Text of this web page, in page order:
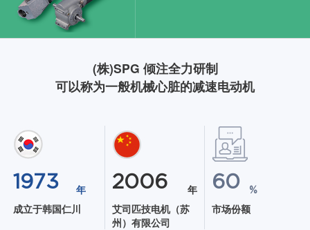
(株)SPG 倾注全力研制
可以称为一般机械心脏的减速电动机
1973 年
成立于韩国仁川
2006 年
艾司匹技电机（苏
州）有限公司
60 %
市场份额